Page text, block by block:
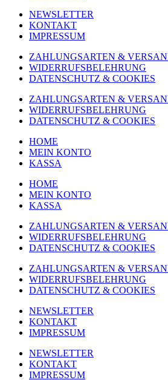
NEWSLETTER
KONTAKT
IMPRESSUM
ZAHLUNGSARTEN &
WIDERRUFSBELEHRUNG
DATENSCHUTZ & COOKIES
ZAHLUNGSARTEN &
WIDERRUFSBELEHRUNG
DATENSCHUTZ & COOKIES
HOME
MEIN KONTO
KASSA
HOME
MEIN KONTO
KASSA
ZAHLUNGSARTEN &
WIDERRUFSBELEHRUNG
DATENSCHUTZ & COOKIES
ZAHLUNGSARTEN &
WIDERRUFSBELEHRUNG
DATENSCHUTZ & COOKIES
NEWSLETTER
KONTAKT
IMPRESSUM
NEWSLETTER
KONTAKT
IMPRESSUM